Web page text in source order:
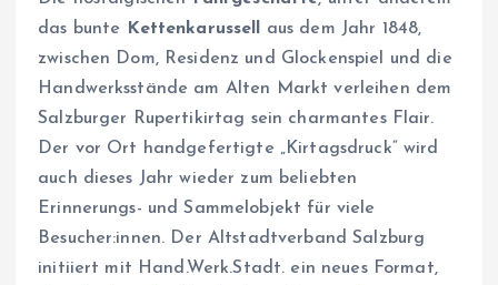
das bunte
Kettenkarussell
aus dem Jahr 1848,
zwischen Dom, Residenz und Glockenspiel und die
Handwerksstände am Alten Markt verleihen dem
Salzburger Rupertikirtag sein charmantes Flair.
Der vor Ort handgefertigte „Kirtagsdruck“ wird
auch dieses Jahr wieder zum beliebten
Erinnerungs- und Sammelobjekt für viele
Besucher:innen. Der Altstadtverband Salzburg
initiiert mit Hand.Werk.Stadt. ein neues Format,